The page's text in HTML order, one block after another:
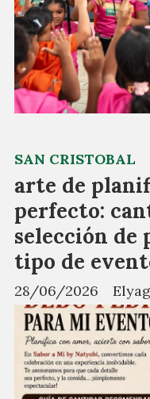
arte de
perfecto:
selección de
tipo de
SAN CRISTOBAL
28/06/2026